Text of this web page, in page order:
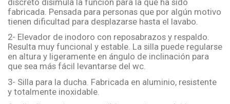
discreto disimula la función para la que ha sido
fabricada. Pensada para personas que por algún motivo
tienen dificultad para desplazarse hasta el lavabo.
2- Elevador de inodoro con reposabrazos y respaldo.
Resulta muy funcional y estable. La silla puede regularse
en altura y ligeramente en ángulo de inclinación para
que sea más fácil levantarse del wc.
3- Silla para la ducha. Fabricada en aluminio, resistente
y totalmente inoxidable.